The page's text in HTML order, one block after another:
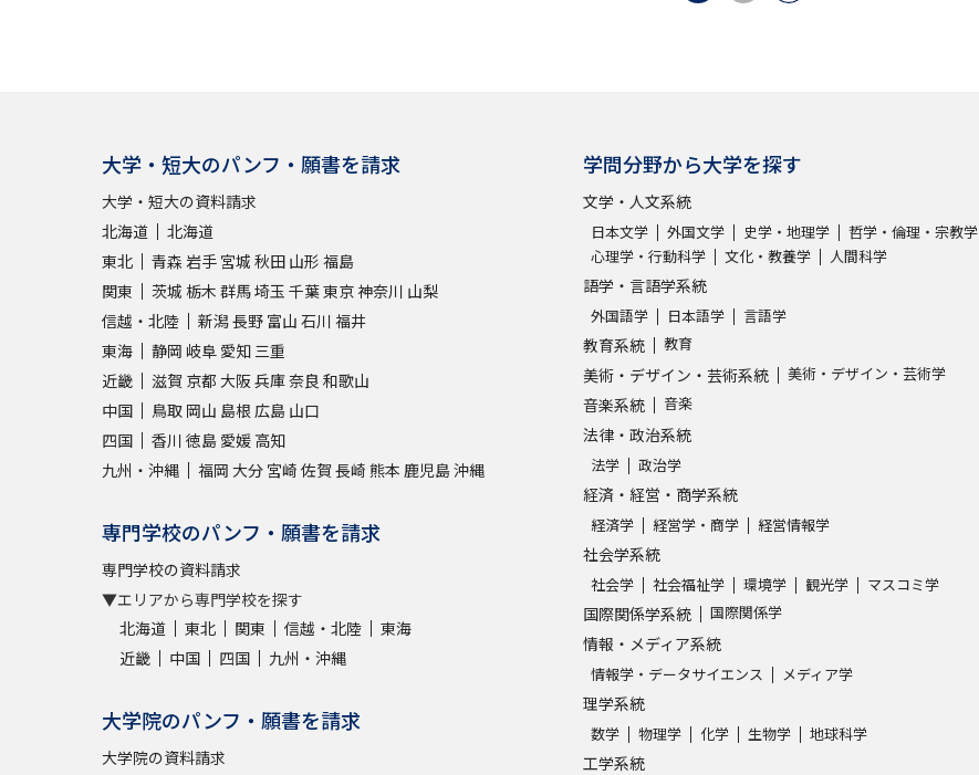
大学・短大のパンフ・願書を請求
大学・短大の資料請求
北海道
北海道
東北
青森 岩手 宮城 秋田 山形 福島
関東
茨城 栃木 群馬埼玉 千葉東京神奈川 山梨
信越・北陸
新潟長野 富山 石川 福井
東海
静岡 岐阜 愛知 三重
近畿
滋賀 京都 大阪兵庫奈良 和歌山
中国
鳥取 岡山 島根 広島 山口
四国
香川 徳島 愛媛 高知
九州・沖縄
福岡 大分 宮崎 佐賀 長崎 熊本 鹿児島沖縄
専門学校のパンフ・願書を請求
専門学校の資料請求
▼エリアから専門学校を探す
北海道
東北 関東 信越・北陸
東海
近畿
中国 四国 九州・沖縄
大学院のパンフ・願書を請求
大学院の資料請求
学問分野から大学を探す
文学・人文系統
日本文学 外国文学 史学・地理学
哲学・倫理・宗教学
心理学・行動科学
文化・教養学 人間科学
語学・言語学系統
外国語学 日本語学 言語学
教育系統 教育
美術・デザイン・芸術系統 美術・デザイン・芸術学
音楽系統 音楽
法律・政治系統
法学 政治学
経済・経営・商学系統
経済学 経営学・商学 経営情報学
社会学系統
社会学 社会福祉学 環境学 観光学 マスコミ学
国際関係学系統 国際関係学
情報・メディア系統
情報学・データサイエンス メディア学
理学系統
数学 物理学 化学 生物学 地球科学
工学系統